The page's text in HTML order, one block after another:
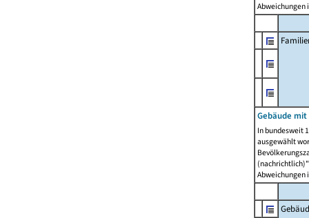
Abweichungen
Gebäude
In bundesweit
ausgewählt
Abweichungen